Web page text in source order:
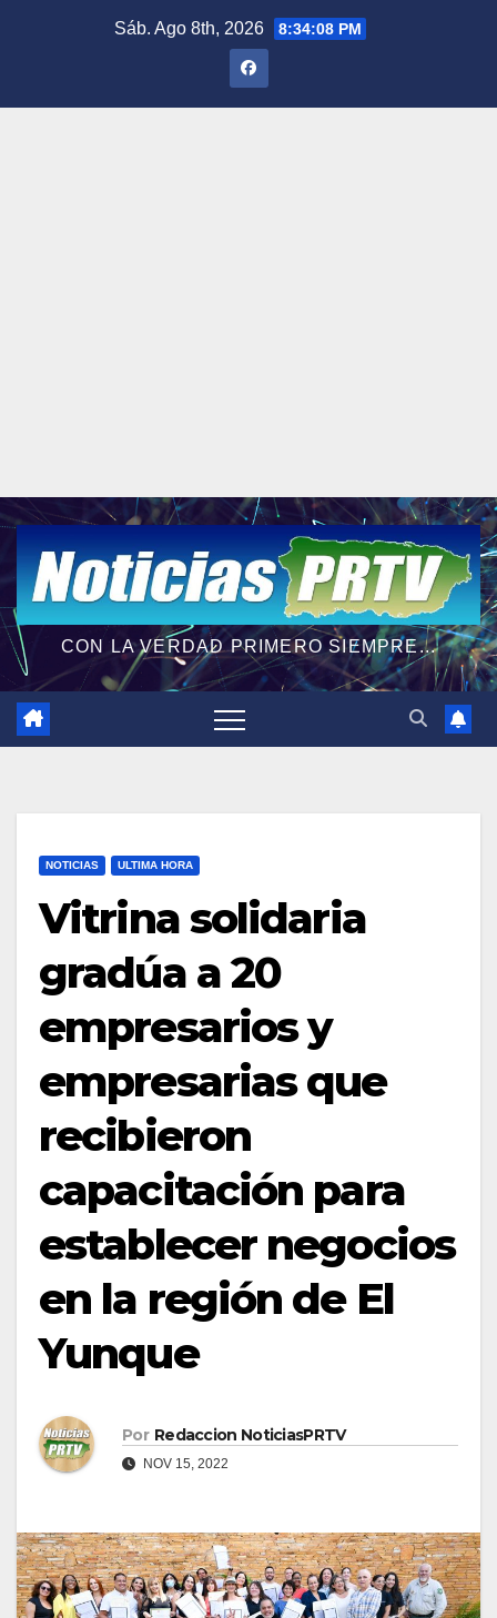
Sáb. Ago 8th, 2026 8:34:09 PM
CON LA VERDAD PRIMERO SIEMPRE...
NOTICIAS ULTIMA HORA
Vitrina solidaria
gradúa a 20
empresarios y
empresarias que
recibieron
capacitación para
establecer negocios
en la región de El
Yunque
Por Redaccion NoticiasPRTV
NOV 15, 2022